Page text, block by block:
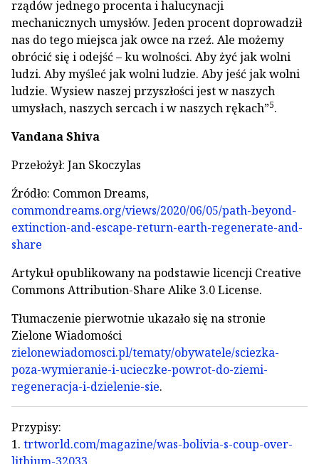
rządów jednego procenta i halucynacji
mechanicznych umysłów. Jeden procent doprowadził
nas do tego miejsca jak owce na rzeź. Ale możemy
obrócić się i odejść – ku wolności. Aby żyć jak wolni
ludzi. Aby myśleć jak wolni ludzie. Aby jeść jak wolni
ludzie. Wysiew naszej przyszłości jest w naszych
umysłach, naszych sercach i w naszych rękach”5.
Vandana Shiva
Przełożył: Jan Skoczylas
Źródło: Common Dreams,
commondreams.org/views/2020/06/05/path-beyond-
extinction-and-escape-return-earth-regenerate-and-
share
Artykuł opublikowany na podstawie licencji Creative
Commons Attribution-Share Alike 3.0 License.
Tłumaczenie pierwotnie ukazało się na stronie
Zielone Wiadomości
zielonewiadomosci.pl/tematy/obywatele/sciezka-
poza-wymieranie-i-ucieczke-powrot-do-ziemi-
regeneracja-i-dzielenie-sie.
Przypisy:
1. trtworld.com/magazine/was-bolivia-s-coup-over-